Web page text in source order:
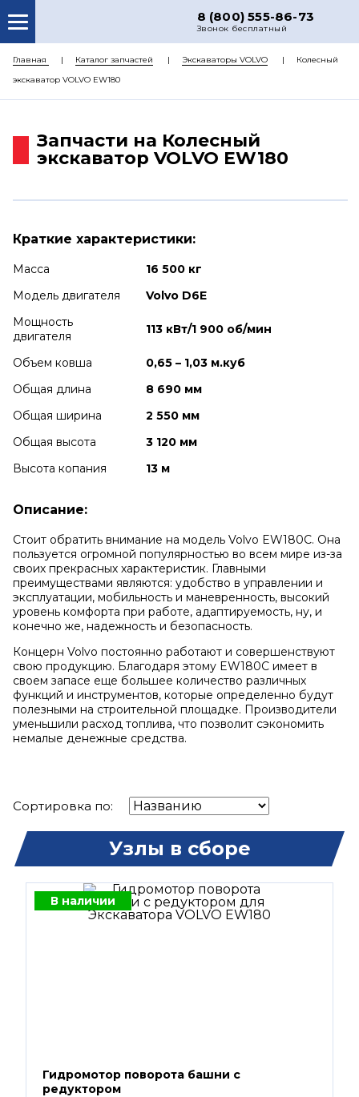
8 (800) 555-86-73
Звонок бесплатный
О НАС
КАТАЛОГ ЗАПЧАСТЕЙ
ДОСТАВКА
Главная Каталог запчастей Экскаваторы VOLVO
Колесный
экскаватор VOLVO EW180
Запчасти на Колесный
экскаватор VOLVO EW180
Краткие характеристики:
Масса
16 500 кг
Модель двигателя
Volvo D6E
Мощность
двигателя
113 кВт/1 900 об/мин
Объем ковша
0,65 – 1,03 м.куб
Общая длина
8 690 мм
Общая ширина
2 550 мм
Общая высота
3 120 мм
Высота копания
13 м
Описание:
Стоит обратить внимание на модель Volvo EW180C. Она
пользуется огромной популярностью во всем мире из-за
своих прекрасных характеристик. Главными
преимуществами являются: удобство в управлении и
эксплуатации, мобильность и маневренность, высокий
уровень комфорта при работе, адаптируемость, ну, и
конечно же, надежность и безопасность.
Концерн Volvo постоянно работают и совершенствуют
свою продукцию. Благодаря этому EW180C имеет в
своем запасе еще большее количество различных
функций и инструментов, которые определенно будут
полезными на строительной площадке. Производители
уменьшили расход топлива, что позволит сэкономить
немалые денежные средства.
Сортировка по:
Узлы в сборе
В наличии
Гидромотор поворота башни с
редуктором